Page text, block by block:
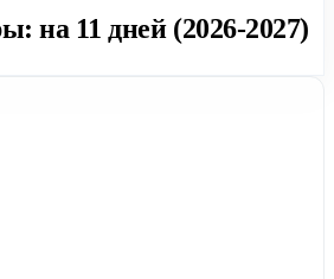
на 11 дней (2026-2027)